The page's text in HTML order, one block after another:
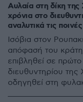
Αυλαία στη δίκη
χρόνια στο
αναλυτικά τις ποινές
Ισόβια στον
απόφασή του
επιβληθεί σε
διευθυντηρίου
οδηγηθεί στη